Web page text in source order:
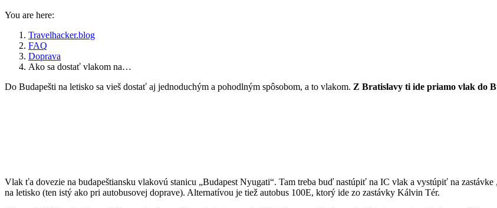
You are here:
Travelhacker.blog
FAQ
Doprava
Ako sa dostať vlakom na…
Do Budapešti na letisko sa vieš dostať aj jednoduchým a pohodlným spôsobom, a to vlakom. Z Bratislavy ti ide priamo vlak do
Vlak ťa dovezie na budapeštiansku vlakovú stanicu „Budapest Nyugati“. Tam treba buď nastúpiť na IC vlak a vystúpiť na
na letisko (ten istý ako pri autobusovej doprave). Alternatívou je tiež autobus 100E, ktorý ide zo zastávky Kálvin Tér.